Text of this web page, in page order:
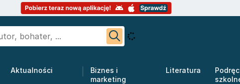
Aktualności
Biznes i
marketing
Literatura